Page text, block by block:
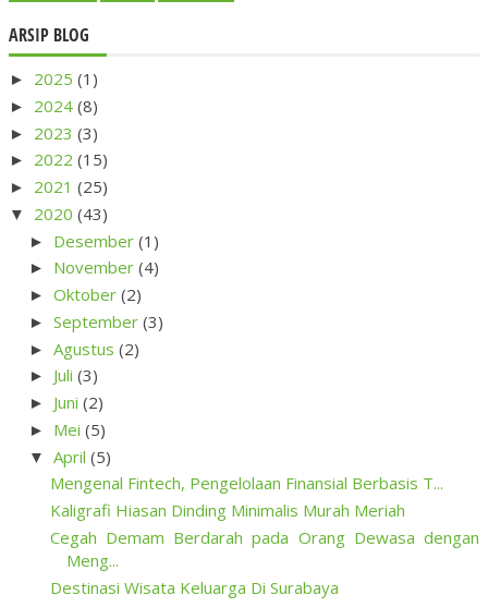
ARSIP BLOG
► 2025 (1)
► 2024 (8)
► 2023 (3)
► 2022 (15)
► 2021 (25)
▼ 2020 (43)
► Desember (1)
► November (4)
► Oktober (2)
► September (3)
► Agustus (2)
► Juli (3)
► Juni (2)
► Mei (5)
▼ April (5)
Mengenal Fintech, Pengelolaan Finansial Berbasis T...
Kaligrafi Hiasan Dinding Minimalis Murah Meriah
Cegah Demam Berdarah pada Orang Dewasa dengan
Meng...
Destinasi Wisata Keluarga Di Surabaya